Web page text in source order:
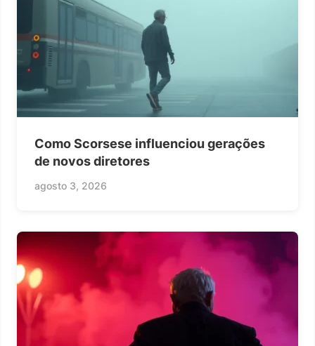
Como Scorsese influenciou gerações
de novos diretores
agosto 3, 2026